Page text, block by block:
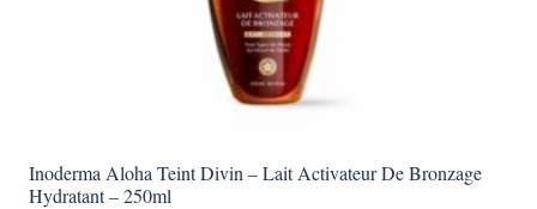
Inoderma Aloha Teint Divin – Lait Activateur De Bronzage
Hydratant – 250ml